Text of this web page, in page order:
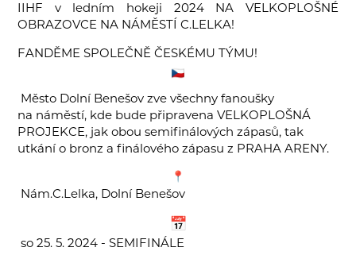
IIHF v ledním hokeji 2024 NA VELKOPLOŠNÉ
OBRAZOVCE NA NÁMĚSTÍ C.LELKA!
FANDĚME SPOLEČNĚ ČESKÉMU TÝMU!
Město Dolní Benešov zve všechny fanoušky
na náměstí, kde bude připravena VELKOPLOŠNÁ
PROJEKCE, jak obou semifinálových zápasů, tak
utkání o bronz a finálového zápasu z PRAHA ARENY.
Nám.C.Lelka, Dolní Benešov
so 25. 5. 2024 - SEMIFINÁLE